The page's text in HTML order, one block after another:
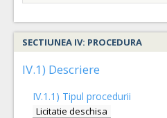
SECTIUNEA IV: PROCEDURA
IV.1) Descriere
IV.1.1) Tipul procedurii
Licitatie deschisa